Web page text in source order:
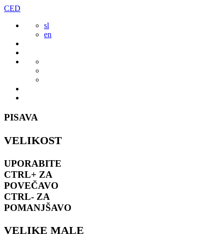
Preskoči
vsebine
CED
sl
en
PISAVA
VELIKOST
UPORABITE
CTRL+ ZA
POVEČAVO
CTRL- ZA
POMANJŠAVO
VELIKE MALE